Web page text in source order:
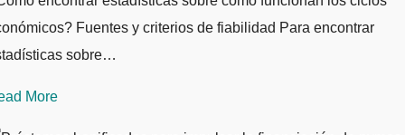
Fuentes y criterios de fiabilidad Para encontrar
sobre…
More